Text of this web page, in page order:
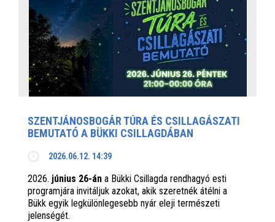
SZENTJÁNOSBOGÁR TÚRA ÉS CSILLAGÁSZATI
BEMUTATÓ A BÜKKI CSILLAGDÁBAN
2026.06.12. 14:39
2026. június 26-án a Bükki Csillagda rendhagyó esti
programjára invitáljuk azokat, akik szeretnék átélni a
Bükk egyik legkülönlegesebb nyár eleji természeti
jelenségét.